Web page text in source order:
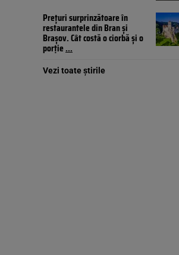
Prețuri surprinzătoare în
restaurantele din Bran și
Brașov. Cât costă o ciorbă și o
porție...
Vezi toate știrile